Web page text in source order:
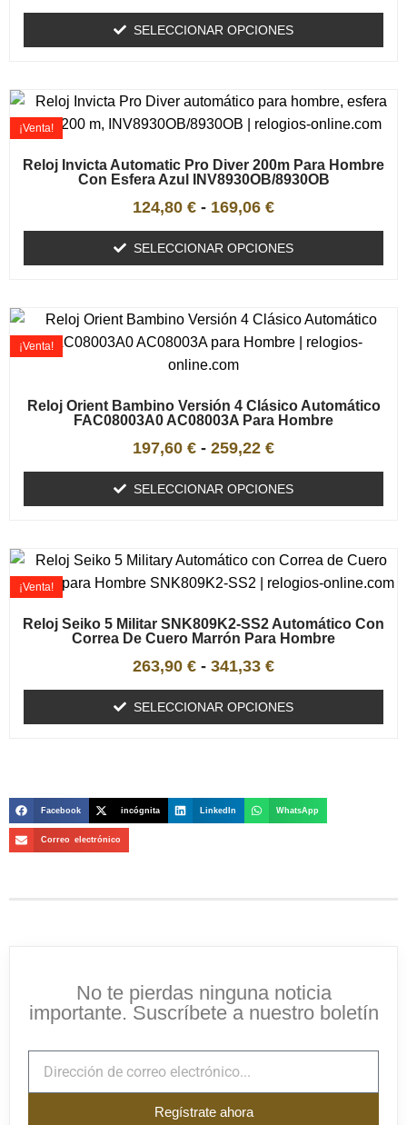
SELECCIONAR OPCIONES
Reloj Invicta Automatic Pro Diver 200m Para Hombre
Con Esfera Azul INV8930OB/8930OB
¡Venta!
124,80 € - 169,06 €
SELECCIONAR OPCIONES
Reloj Orient Bambino Versión 4 Clásico Automático
FAC08003A0 AC08003A Para Hombre
¡Venta!
197,60 € - 259,22 €
SELECCIONAR OPCIONES
Reloj Seiko 5 Militar SNK809K2-SS2 Automático Con
Correa De Cuero Marrón Para Hombre
¡Venta!
263,90 € - 341,33 €
SELECCIONAR OPCIONES
Facebook incógnita LinkedIn WhatsApp
Correo electrónico
No te pierdas ninguna noticia
importante. Suscríbete a nuestro boletín
Regístrate ahora